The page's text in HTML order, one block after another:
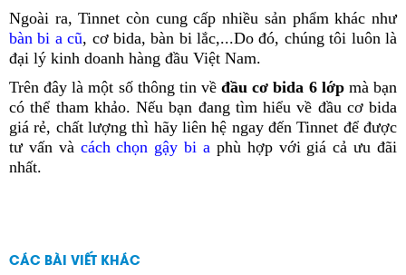
Ngoài ra, Tinnet còn cung cấp nhiều sản phẩm khác như
bàn bi a cũ, cơ bida, bàn bi lắc,...Do đó, chúng tôi luôn là
đại lý kinh doanh hàng đầu Việt Nam.
Trên đây là một số thông tin vềđầu cơ bida 6 lớpmà bạn
có thể tham khảo. Nếu bạn đang tìm hiểu về đầu cơ bida
giá rẻ, chất lượng thì hãy liên hệ ngay đến Tinnet để được
tư vấn và cách chọn gậy bi a phù hợp với giá cả ưu đãi
nhất.
CÁC BÀI VIẾT KHÁC